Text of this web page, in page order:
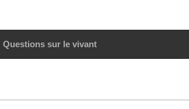
Questions sur le vivant